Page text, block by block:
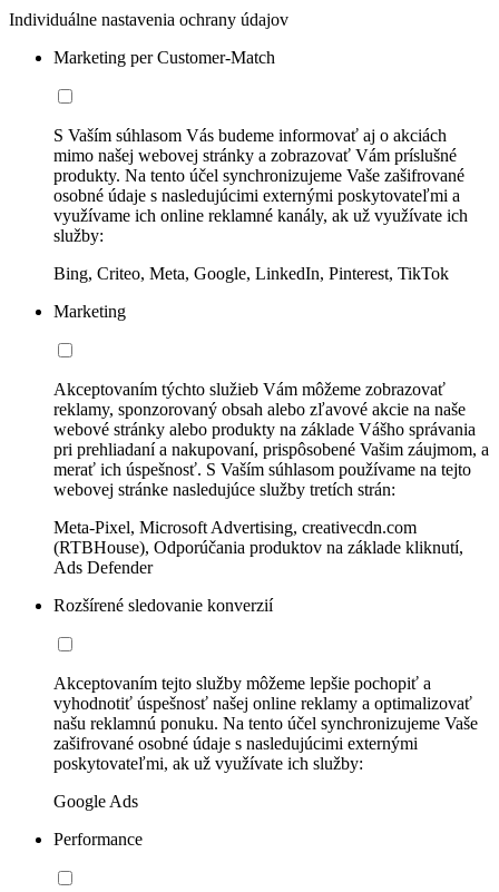
Individuálne nastavenia ochrany údajov
Marketing per Customer-Match
S Vaším súhlasom Vás budeme informovať aj o akciách
mimo našej webovej stránky a zobrazovať Vám príslušné
produkty. Na tento účel synchronizujeme Vaše zašifrované
osobné údaje s nasledujúcimi externými poskytovateľmi a
využívame ich online reklamné kanály, ak už využívate ich
služby:
Bing, Criteo, Meta, Google, LinkedIn, Pinterest, TikTok
Marketing
Akceptovaním týchto služieb Vám môžeme zobrazovať
reklamy, sponzorovaný obsah alebo zľavové akcie na naše
webové stránky alebo produkty na základe Vášho správania
pri prehliadaní a nakupovaní, prispôsobené Vašim záujmom, a
merať ich úspešnosť. S Vaším súhlasom používame na tejto
webovej stránke nasledujúce služby tretích strán:
Meta-Pixel, Microsoft Advertising, creativecdn.com
(RTBHouse), Odporúčania produktov na základe kliknutí,
Ads Defender
Rozšírené sledovanie konverzií
Akceptovaním tejto služby môžeme lepšie pochopiť a
vyhodnotiť úspešnosť našej online reklamy a optimalizovať
našu reklamnú ponuku. Na tento účel synchronizujeme Vaše
zašifrované osobné údaje s nasledujúcimi externými
poskytovateľmi, ak už využívate ich služby:
Google Ads
Performance